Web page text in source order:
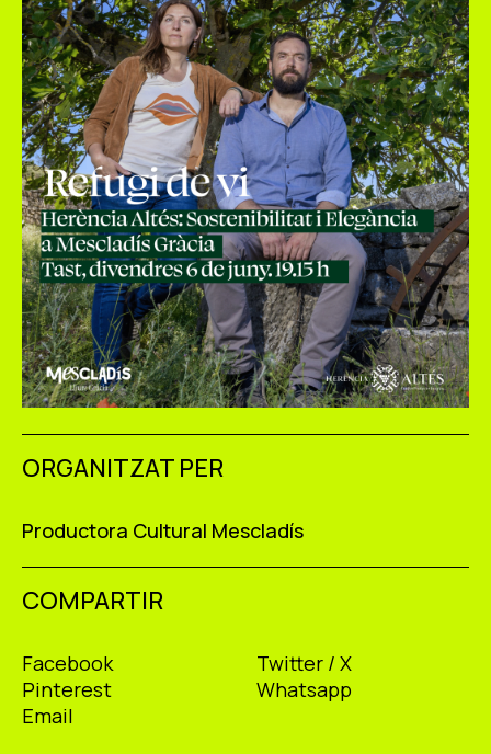
ORGANITZAT PER
Productora Cultural Mescladís
COMPARTIR
Facebook
Twitter / X
Pinterest
Whatsapp
Email